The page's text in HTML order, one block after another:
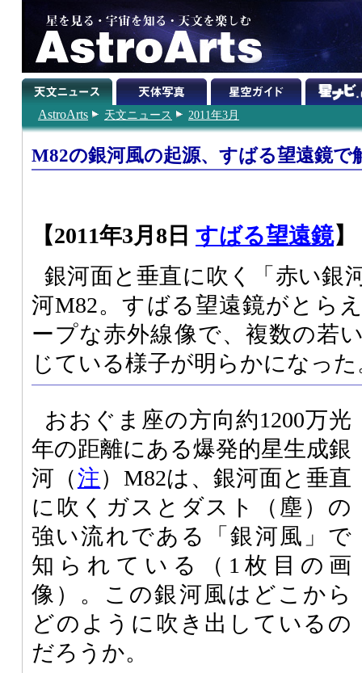
AstroArts 天文ニュース 2011年3月
M82の銀河風の起源、すばる望遠鏡で
【2011年3月8日 すばる望遠鏡】
銀河面と垂直に吹く「赤い銀
河M82。すばる望遠鏡がとら
ープな赤外線像で、複数の若
じている様子が明らかになった
おおぐま座の方向約1200万光
年の距離にある爆発的星生成銀
河（注）M82は、銀河面と垂直
に吹くガスとダスト（塵）の
強い流れである「銀河風」で
知られている（1枚目の画
像）。この銀河風はどこから
どのように吹き出しているの
だろうか。